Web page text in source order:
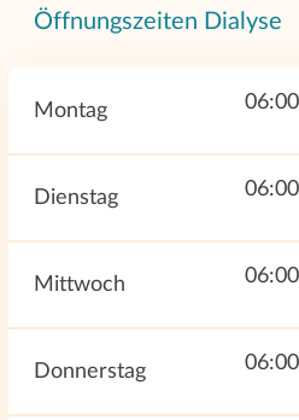
Öffnungszeiten Dialyse
Montag
Dienstag
Mittwoch
Donnerstag